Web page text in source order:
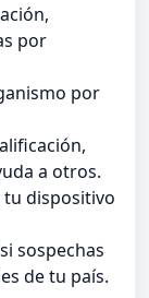
por
por
a otros.
tu dispositivo
sospechas
de tu país.